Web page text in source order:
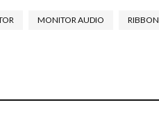
MONITOR AUDIO RIBBON